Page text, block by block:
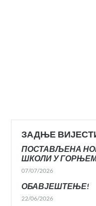
ЗАДЊЕ
ПОСТАВЉЕНА
ШКОЛИ У
07/07/2026
ОБАВЈЕШТЕЊЕ!
22/06/2026